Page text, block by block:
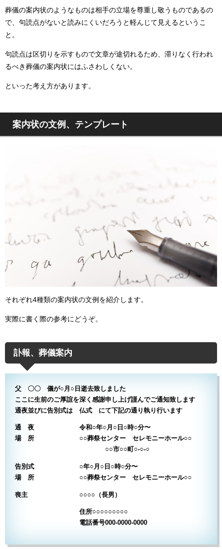
葬儀の案内状のようなものは相手の立場を尊重し敬うものであるの
で、句読点がないと読みにくいだろうと軽んじて見えるというこ
と。
句読点は区切りを示すもので文章が途切れるため、滞りなく行われ
るべき葬儀の案内状にはふさわしくない。
といった考え方があります。
案内状の文例、テンプレート
それぞれ4種類の案内状の文例を紹介します。
実際に書く際の参考にどうぞ。
訃報、葬儀案内
父 〇〇 儀が○月○日逝去致しました
ここに生前のご厚誼を深く感謝申し上げ謹んでご通知致します
通夜並びに告別式は 仏式 にて下記の通り執り行います
通 夜 令和○年○月○日○時○分〜
場 所 ○○葬祭センター セレモニーホール○○
○○市○○町○-○-○
告別式 ○年○月○日○時○分〜
場 所 ○○葬祭センター セレモニーホール○○
喪主 ○○○○（長男）
住所○○○○○○○○○
電話番号000-0000-0000